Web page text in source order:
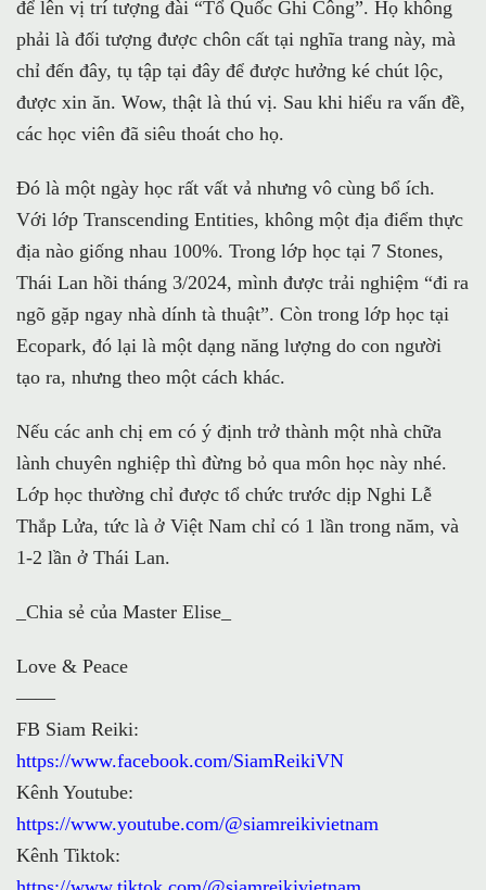
để lên vị trí tượng đài “Tổ Quốc Ghi Công”. Họ không
phải là đối tượng được chôn cất tại nghĩa trang này, mà
chỉ đến đây, tụ tập tại đây để được hưởng ké chút lộc,
được xin ăn. Wow, thật là thú vị. Sau khi hiểu ra vấn đề,
các học viên đã siêu thoát cho họ.
Đó là một ngày học rất vất vả nhưng vô cùng bổ ích.
Với lớp Transcending Entities, không một địa điểm thực
địa nào giống nhau 100%. Trong lớp học tại 7 Stones,
Thái Lan hồi tháng 3/2024, mình được trải nghiệm “đi ra
ngõ gặp ngay nhà dính tà thuật”. Còn trong lớp học tại
Ecopark, đó lại là một dạng năng lượng do con người
tạo ra, nhưng theo một cách khác.
Nếu các anh chị em có ý định trở thành một nhà chữa
lành chuyên nghiệp thì đừng bỏ qua môn học này nhé.
Lớp học thường chỉ được tổ chức trước dịp Nghi Lễ
Thắp Lửa, tức là ở Việt Nam chỉ có 1 lần trong năm, và
1-2 lần ở Thái Lan.
_Chia sẻ của Master Elise_
Love & Peace
——
FB Siam Reiki:
https://www.facebook.com/SiamReikiVN
Kênh Youtube:
https://www.youtube.com/@siamreikivietnam
Kênh Tiktok: